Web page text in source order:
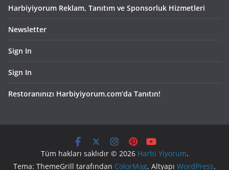
Harbiyiyorum Reklam, Tanıtım ve Sponsorluk Hizmetleri
Newsletter
Sign In
Sign In
Restoranınızı Harbiyiyorum.com’da Tanıtın!
Tüm hakları saklıdır © 2026 Harbi Yiyorum.
Tema: ThemeGrill tarafından ColorMag. Altyapı WordPress.